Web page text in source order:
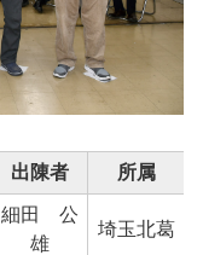
出陳者 所属
細田 公
雄
埼玉北葛